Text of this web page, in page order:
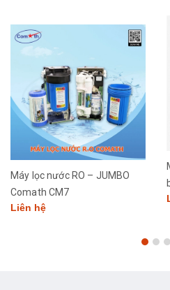
Máy lọc nước RO – JUMBO
Comath CM7
Liên hệ